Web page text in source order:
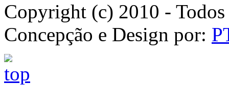
Copyright (c) 2010 -
Concepção e Design por: